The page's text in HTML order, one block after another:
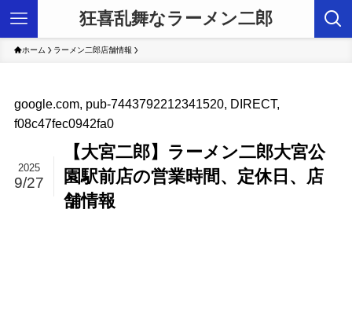
狂喜乱舞なラーメン二郎
ホーム ラーメン二郎店舗情報
google.com, pub-7443792212341520, DIRECT,
f08c47fec0942fa0
【大宮二郎】ラーメン二郎大宮公
園駅前店の営業時間、定休日、店
舗情報
2025
9/27